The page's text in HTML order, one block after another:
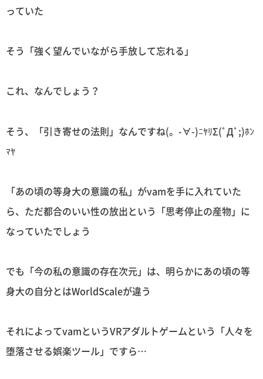
っていた
そう「強く望んでいながら手放して忘れる」
これ、なんでしょう？
そう、「引き寄せの法則」なんですね(。-∀-)ﾆﾔﾘΣ(ﾟДﾟ;)ﾎﾝ
ﾏﾔ
「あの頃の等身大の意識の私」がvamを手に入れていた
ら、ただ都合のいい性の放出という「思考停止の産物」に
なっていたでしょう
でも「今の私の意識の存在次元」は、明らかにあの頃の等
身大の自分とはWorldScaleが違う
それによってvamというVRアダルトゲームという「人々を
堕落させる娯楽ツール」ですら…